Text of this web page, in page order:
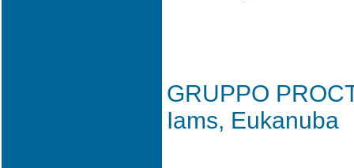
GRUPPO
Iams, Eukanuba